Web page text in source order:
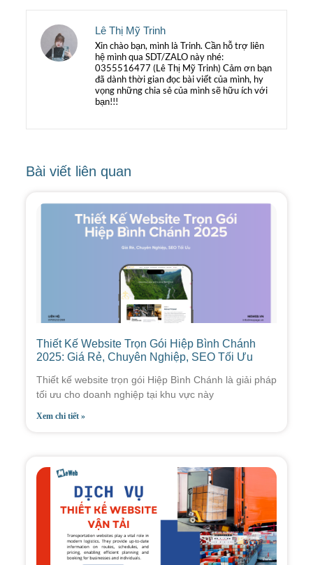
Lê Thị Mỹ Trinh
Xin chào bạn, mình là Trinh. Cần hỗ trợ liên
hệ mình qua SDT/ZALO này nhé:
0355516477 (Lê Thị Mỹ Trinh) Cảm ơn bạn
đã dành thời gian đọc bài viết của mình, hy
vọng những chia sẻ của mình sẽ hữu ích với
bạn!!!
Bài viết liên quan
Thiết Kế Website Trọn Gói Hiệp Bình Chánh
2025: Giá Rẻ, Chuyên Nghiệp, SEO Tối Ưu
Thiết kế website trọn gói Hiệp Bình Chánh là giải pháp
tối ưu cho doanh nghiệp tại khu vực này
Xem chi tiết »